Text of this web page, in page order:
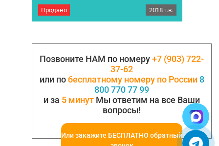
Полуприцеп цементовоз GuteWolf. Год выпуска
конструкционная сталь. Материал колбы
цементовоза – сталь ST44, толщина стенок 4
мм. Люк - D500 3 шт. Полуприцеп-цементовоз
оборудован 2-х скоростными механически
выдвижными…
Продано 2018 г.в.
Позвоните НАМ по номеру+7 (903) 722-
37-62
или побесплатному номеру по России 8
800 770 77 99
и за 5 минут Мы ответим на все Ваши
вопросы!
Или закажите БЕСПЛАТНО обратный